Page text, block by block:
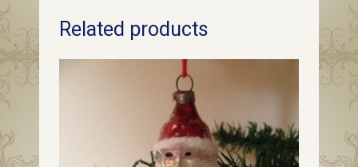
van
dun
Related products